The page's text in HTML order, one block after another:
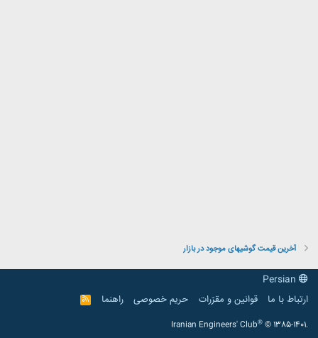
آخرین قیمت گوشیهای موجود در بازار
ارتباط با ما
قوانین و مقرّرات حریم خصوصی راهنما
R
S
Iranian Engineers' Club® © 1385-1401.